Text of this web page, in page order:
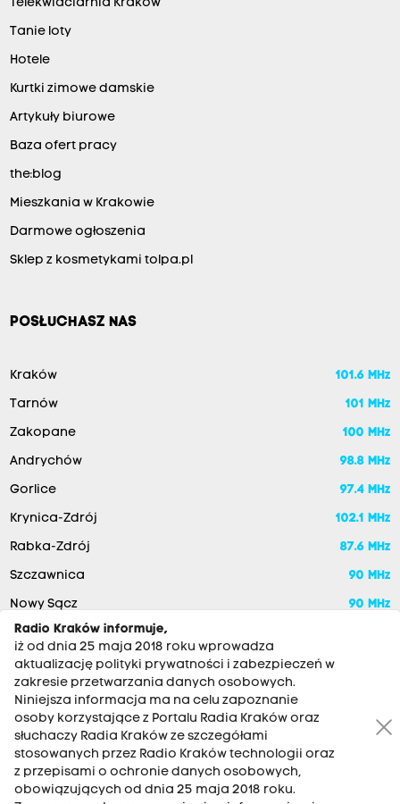
Telekwiaciarnia Kraków
Tanie loty
Hotele
Kurtki zimowe damskie
Artykuły biurowe
Baza ofert pracy
the:blog
Mieszkania w Krakowie
Darmowe ogłoszenia
Sklep z kosmetykami tolpa.pl
POSŁUCHASZ NAS
Kraków 101.6 MHz
Tarnów 101 MHz
Zakopane 100 MHz
Andrychów 98.8 MHz
Gorlice 97.4 MHz
Krynica-Zdrój 102.1 MHz
Rabka-Zdrój 87.6 MHz
Szczawnica 90 MHz
Nowy Sącz 90 MHz
RADIO KRAKÓW SA. Aleja Juliusza Słowackiego 22, 30-007
Kraków
Radio Kraków informuje,
iż od dnia 25 maja 2018 roku wprowadza
aktualizację polityki prywatności i zabezpieczeń w
zakresie przetwarzania danych osobowych.
Niniejsza informacja ma na celu zapoznanie
osoby korzystające z Portalu Radia Kraków oraz
słuchaczy Radia Kraków ze szczegółami
stosowanych przez Radio Kraków technologii oraz
z przepisami o ochronie danych osobowych,
obowiązujących od dnia 25 maja 2018 roku.